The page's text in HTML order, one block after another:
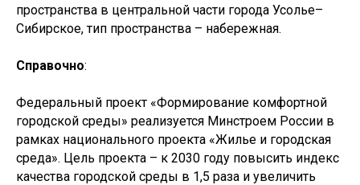
пространства в центральной части города Усолье–
Сибирское, тип пространства – набережная.
Справочно:
Федеральный проект «Формирование комфортной
городской среды» реализуется Минстроем России в
рамках национального проекта «Жилье и городская
среда». Цель проекта – к 2030 году повысить индекс
качества городской среды в 1,5 раза и увеличить